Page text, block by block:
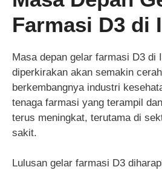
Farmasi D3 di
Masa depan gelar farmasi D3 di
diperkirakan akan semakin
berkembangnya industri
tenaga farmasi yang terampil
terus meningkat, terutama di
sakit.
Lulusan gelar farmasi D3